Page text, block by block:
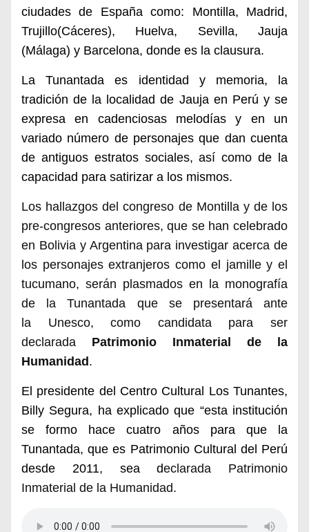
ciudades de España como: Montilla, Madrid,
Trujillo(Cáceres), Huelva, Sevilla, Jauja
(Málaga) y Barcelona, donde es la clausura.
La Tunantadaes identidad y memoria,
la
tradición de la localidad de Jauja en Perú yse
expresa en cadenciosas melodías y en un
variado número de personajes que dan cuenta
de antiguos estratos sociales, así como de la
capacidad para satirizar a los mismos.
Los hallazgos del congreso de Montilla y de los
pre-congresos anteriores,que se han celebrado
en Bolivia y Argentina para investigar acerca de
los personajes extranjeros como el jamille y el
tucumano, serán plasmados en la monografía
de la Tunantada que se presentaráante
la Unesco, como candidata para ser
declarada Patrimonio Inmaterial de la
Humanidad .
El presidente del Centro Cultural Los Tunantes,
Billy Segura, ha explicado que “esta institución
se formo hace cuatro años para que la
Tunantada, que es Patrimonio Cultural del Perú
desde 2011, sea declarada Patrimonio
Inmaterial de la Humanidad.